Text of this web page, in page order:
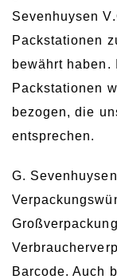
Sevenhuysen
Packstationen
bewährt haben.
Packstationen
bezogen, die
entsprechen.
G.
Barcode. Auch